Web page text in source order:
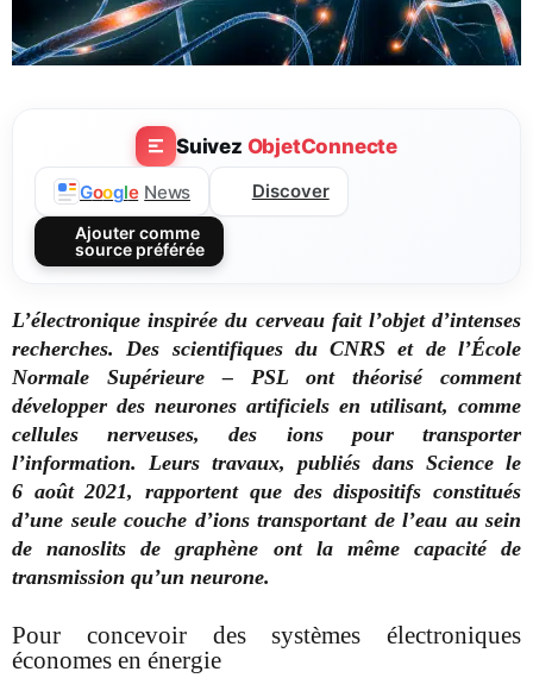
Suivez ObjetConnecte
Google News Discover
Ajouter comme
source préférée
L’électronique inspirée du cerveau fait l’objet d’intenses
recherches. Des scientifiques du CNRS et de l’École
Normale Supérieure – PSL ont théorisé comment
développer des neurones artificiels en utilisant, comme
cellules nerveuses, des ions pour transporter
l’information. Leurs travaux, publiés dans Science le
6 août 2021, rapportent que des dispositifs constitués
d’une seule couche d’ions transportant de l’eau au sein
de nanoslits de graphène ont la même capacité de
transmission qu’un neurone.
Pour concevoir des systèmes électroniques
économes en énergie